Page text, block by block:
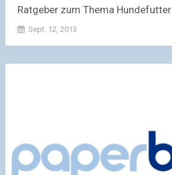
Ratgeber zum Thema Hundefutter
Sept. 12, 2013